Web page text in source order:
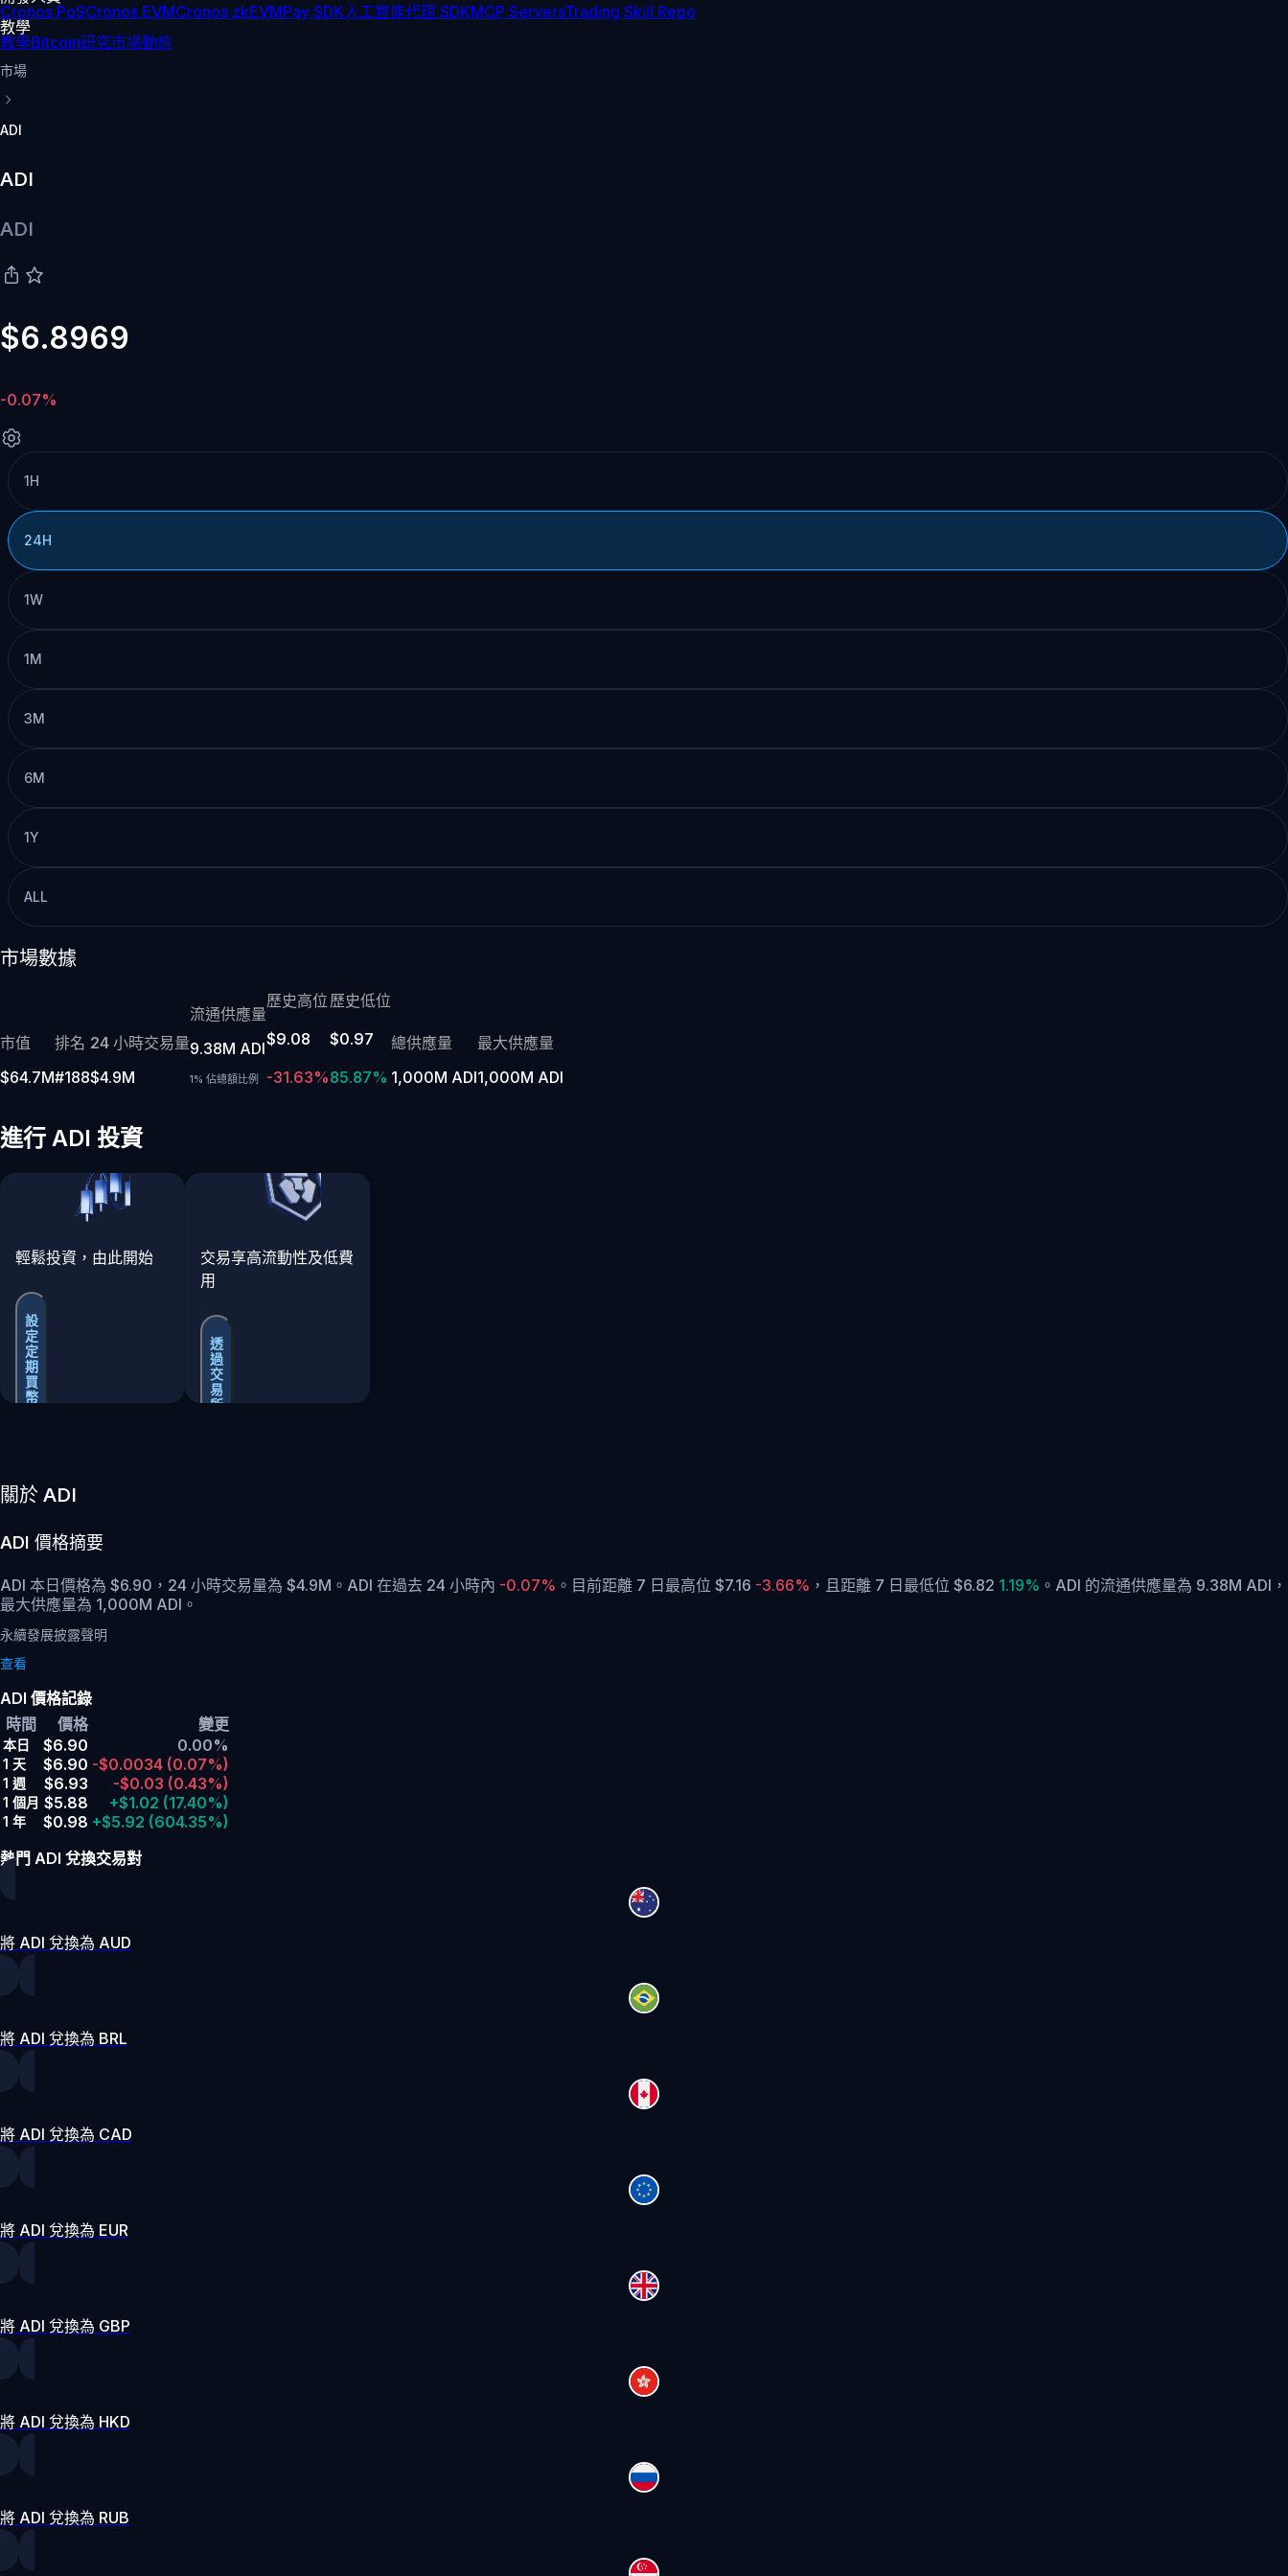
Cronos PoSCronos EVMCronos zkEVMPay SDK人工智能代理 SDKMCP ServersTrading Skill Repo
教學
教學Bitcoin研究市場動態
市場
ADI
ADI
ADI
$6.8969
-0.07%
1H
24H
1W
1M
3M
6M
1Y
ALL
市場數據
市值
$64.7M
排名
#188
24 小時交易量
$4.9M
流通供應量
9.38M ADI
1% 佔總額比例
歷史高位
$9.08
-31.63%
歷史低位
$0.97
85.87%
總供應量
1,000M ADI
最大供應量
1,000M ADI
進行 ADI 投資
輕鬆投資，由此開始
設
定
定
期
買
幣
交易享高流動性及低費
用
透
過
交
易
所
關於 ADI
ADI 價格摘要
ADI 本日價格為 $6.90，24 小時交易量為 $4.9M。ADI 在過去 24 小時內 -0.07% 。 目前距離 7 日最高位 $7.16 -3.66% ， 且距離 7 日最低位 $6.82 1.19% 。 ADI 的流通供應量為 9.38M ADI，
最大供應量為 1,000M ADI。
永續發展披露聲明
查看
ADI 價格記錄
時間
價格 變更
本日 $6.90 0.00%
1 天 $6.90 -$0.0034 (0.07%)
1 週 $6.93 -$0.03 (0.43%)
1 個月 $5.88 +$1.02 (17.40%)
1 年 $0.98 +$5.92 (604.35%)
熱門 ADI 兌換交易對
將 ADI 兌換為 AUD
將 ADI 兌換為 BRL
將 ADI 兌換為 CAD
將 ADI 兌換為 EUR
將 ADI 兌換為 GBP
將 ADI 兌換為 HKD
將 ADI 兌換為 RUB